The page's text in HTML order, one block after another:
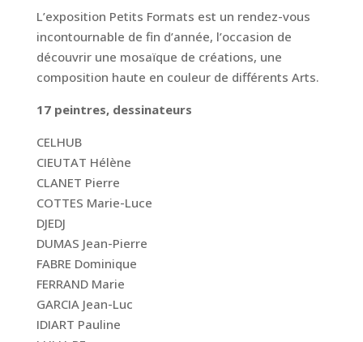
L’exposition Petits Formats est un rendez-vous
incontournable de fin d’année, l’occasion de
découvrir une mosaïque de créations, une
composition haute en couleur de différents Arts.
17 peintres, dessinateurs
CELHUB
CIEUTAT Hélène
CLANET Pierre
COTTES Marie-Luce
DJEDJ
DUMAS Jean-Pierre
FABRE Dominique
FERRAND Marie
GARCIA Jean-Luc
IDIART Pauline